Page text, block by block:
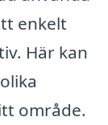
enkelt
Här kan
område.